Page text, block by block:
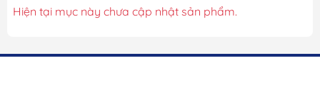
Hiện tại mục này chưa cập nhật sản phẩm.